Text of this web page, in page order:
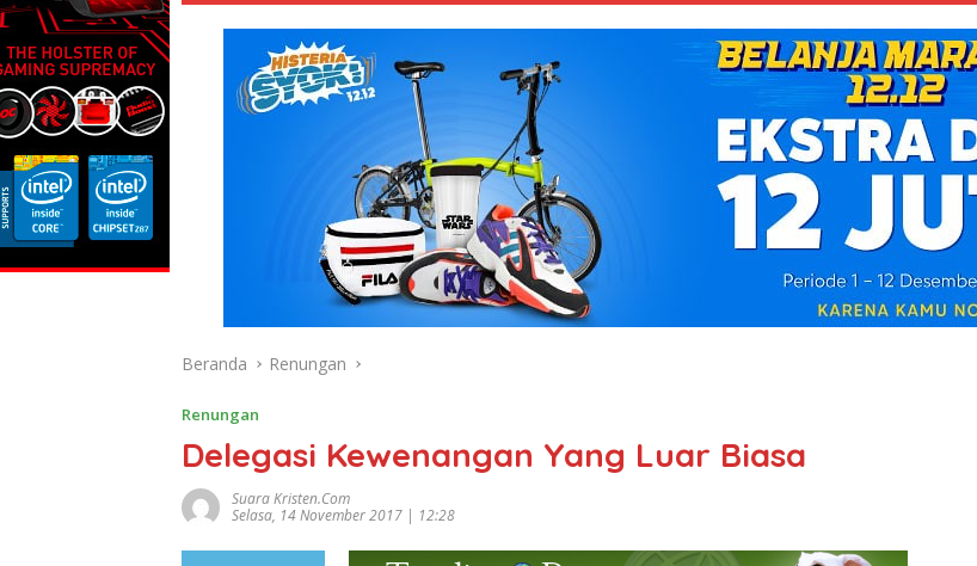
Beranda Renungan
Renungan
Delegasi Kewenangan Yang Luar Biasa
Suara Kristen.com
Selasa, 14 November 2017 | 12:28